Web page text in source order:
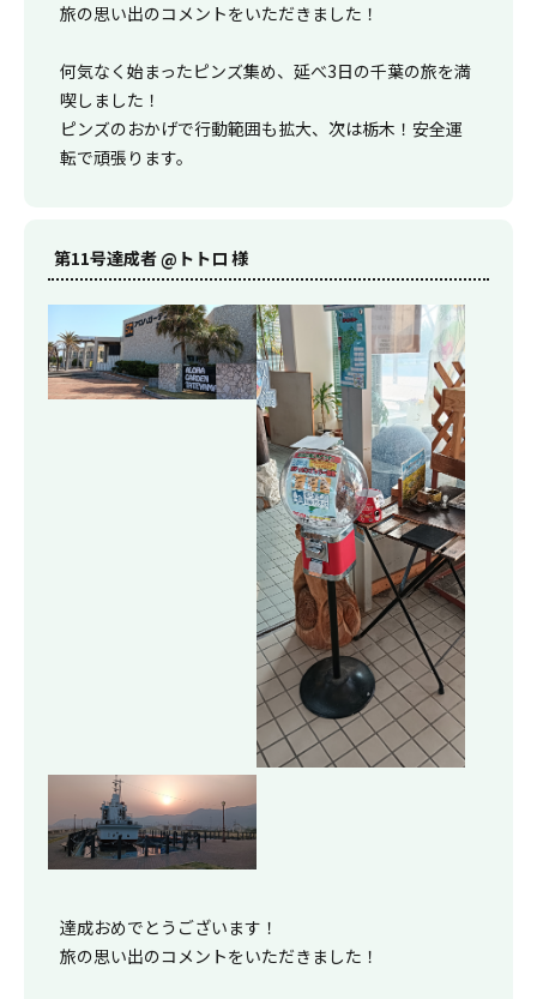
旅の思い出のコメントをいただきました！
何気なく始まったピンズ集め、延べ3日の千葉の旅を満
喫しました！
ピンズのおかげで行動範囲も拡大、次は栃木！安全運
転で頑張ります。
第11号達成者 @トトロ 様
達成おめでとうございます！
旅の思い出のコメントをいただきました！